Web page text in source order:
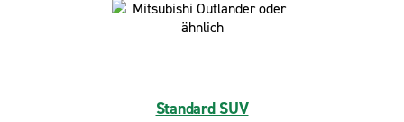
Standard SUV